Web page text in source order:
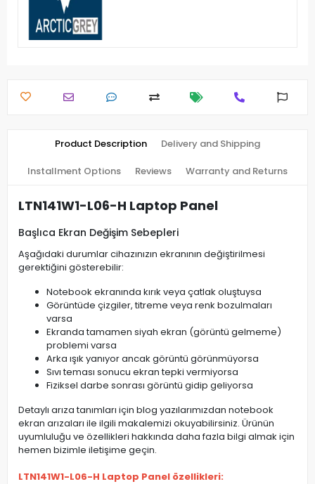
Product Description Delivery and Shipping
Installment Options Reviews Warranty and Returns
LTN141W1-L06-H Laptop Panel
Başlıca Ekran Değişim Sebepleri
Aşağıdaki durumlar cihazınızın ekranının değiştirilmesi
gerektiğini gösterebilir:
Notebook ekranında kırık veya çatlak oluştuysa
Görüntüde çizgiler, titreme veya renk bozulmaları
varsa
Ekranda tamamen siyah ekran (görüntü gelmeme)
problemi varsa
Arka ışık yanıyor ancak görüntü görünmüyorsa
Sıvı teması sonucu ekran tepki vermiyorsa
Fiziksel darbe sonrası görüntü gidip geliyorsa
Detaylı arıza tanımları için blog yazılarımızdan notebook
ekran arızaları ile ilgili makalemizi okuyabilirsiniz. Ürünün
uyumluluğu ve özellikleri hakkında daha fazla bilgi almak için
hemen bizimle iletişime geçin.
LTN141W1-L06-H Laptop Panel özellikleri: